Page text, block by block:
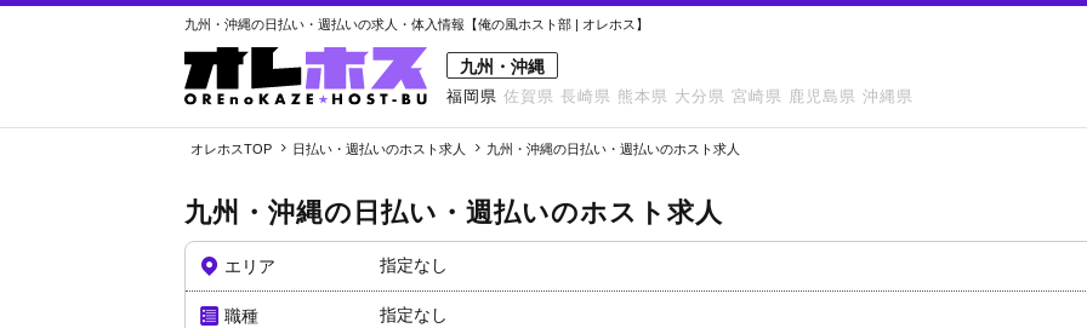
九州・沖縄の日払い・週払いの求人・体入情報【俺の風ホスト部 | オレホス】
九州・沖縄
福岡県 佐賀県 長崎県 熊本県 大分県 宮崎県 鹿児島県 沖縄県
オレホスTOP 日払い・週払いのホスト求人 九州・沖縄の日払い・週払いのホスト求人
九州・沖縄の日払い・週払いのホスト求人
エリア 指定なし
職種 指定なし